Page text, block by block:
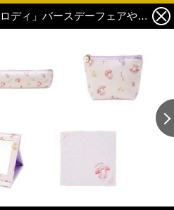
来年45周年を迎える「マイメロディ」バースデーフェアや記念商品の発売など、日本各地で2020年1月より順次開催 8枚目の写真・画像